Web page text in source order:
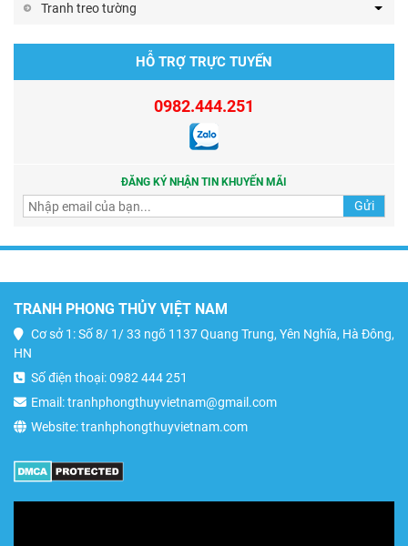
Tranh treo tường
HỖ TRỢ TRỰC TUYẾN
0982.444.251
ĐĂNG KÝ NHẬN TIN KHUYẾN MÃI
TRANH PHONG THỦY VIỆT NAM
Cơ sở 1: Số 8/ 1/ 33 ngõ 1137 Quang Trung, Yên Nghĩa, Hà Đông,
HN
Số điện thoại: 0982 444 251
Email: tranhphongthuyvietnam@gmail.com
Website: tranhphongthuyvietnam.com